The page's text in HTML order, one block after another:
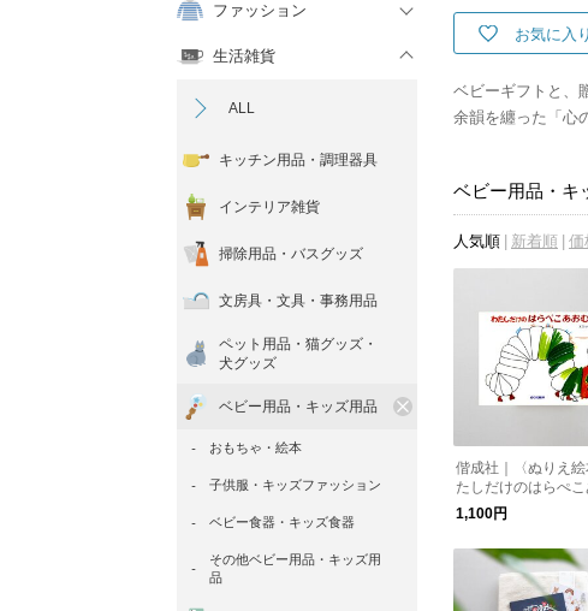
ファッション
生活雑貨
ALL
キッチン用品・調理器具
インテリア雑貨
掃除用品・バスグッズ
文房具・文具・事務用品
ペット用品・猫グッズ・
犬グッズ
ベビー用品・キッズ用品
おもちゃ・絵本
子供服・キッズファッション
ベビー食器・キッズ食器
その他ベビー用品・キッズ用
品
お気に入
ベビーギフトと、
余韻を纏った「心
ベビー用品・キ
人気順 新着順 価
偕成社｜〈ぬりえ
たしだけのはらぺ
し［メール便］
1,100円